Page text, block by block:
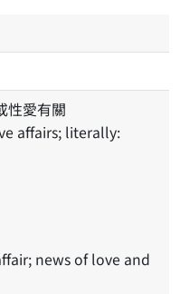
性愛有關
news of love and